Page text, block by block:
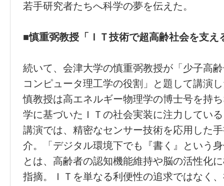
若手研究者たちへ科学の夢を伝えた。
■慎重弼教授「ＩＴ技術で超高齢社会を支え
続いて、会津大学の慎重弼教授が「少子高
コンピュータ理工学の役割」と題して講演
慎教授は高エネルギー物理学の博士号を持
学に基づいたＩＴの社会実装に注力してい
講演では、精密なセンサー技術を応用した
介。「デジタル環境下でも『書く』という
とは、高齢者の認知機能維持や脳の活性化
指摘。ＩＴを単なる利便性の追求ではなく